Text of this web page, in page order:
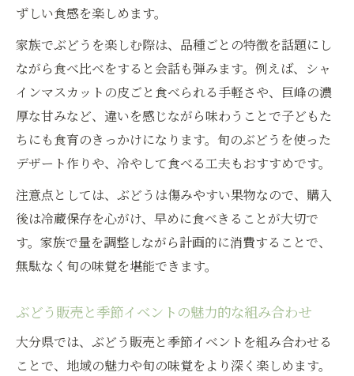
ずしい食感を楽しめます。
家族でぶどうを楽しむ際は、品種ごとの特徴を話題にし
ながら食べ比べをすると会話も弾みます。例えば、シャ
インマスカットの皮ごと食べられる手軽さや、巨峰の濃
厚な甘みなど、違いを感じながら味わうことで子どもた
ちにも食育のきっかけになります。旬のぶどうを使った
デザート作りや、冷やして食べる工夫もおすすめです。
注意点としては、ぶどうは傷みやすい果物なので、購入
後は冷蔵保存を心がけ、早めに食べきることが大切で
す。家族で量を調整しながら計画的に消費することで、
無駄なく旬の味覚を堪能できます。
ぶどう販売と季節イベントの魅力的な組み合わせ
大分県では、ぶどう販売と季節イベントを組み合わせる
ことで、地域の魅力や旬の味覚をより深く楽しめます。